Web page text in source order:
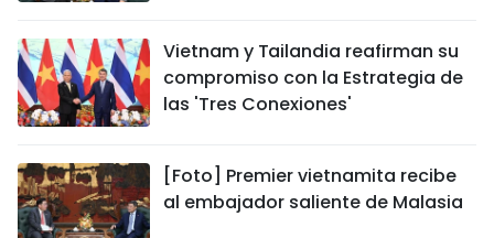
Vietnam y Tailandia reafirman su
compromiso con la Estrategia de
las 'Tres Conexiones'
[Foto] Premier vietnamita recibe
al embajador saliente de Malasia